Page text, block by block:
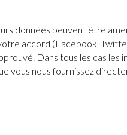
données peuvent être
accord (Facebook,
Dans tous les cas les
vous nous fournissez